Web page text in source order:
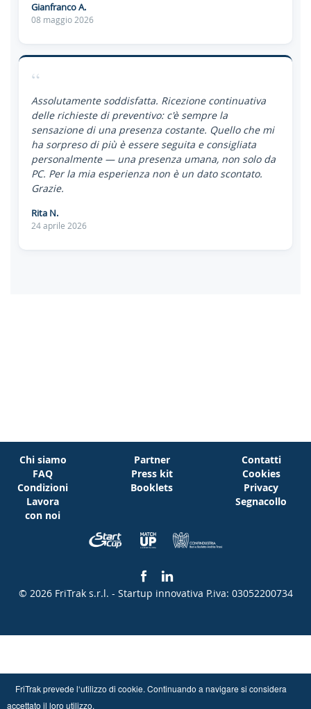
Gianfranco A.
08 maggio 2026
“
Assolutamente soddisfatta. Ricezione continuativa
delle richieste di preventivo: c'è sempre la
sensazione di una presenza costante. Quello che mi
ha sorpreso di più è essere seguita e consigliata
personalmente — una presenza umana, non solo da
PC. Per la mia esperienza non è un dato scontato.
Grazie.
Rita N.
24 aprile 2026
Chi siamo
FAQ
Condizioni
Lavora
con noi
Partner
Press kit
Booklets
Contatti
Cookies
Privacy
Segnacollo
© 2026 FriTrak s.r.l. - Startup innovativa P.iva: 03052200734
FriTrak prevede l‘utilizzo di cookie. Continuando a navigare si considera
accettato il loro utilizzo.